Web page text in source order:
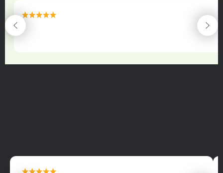
maximální spokojenost
22.06.2025